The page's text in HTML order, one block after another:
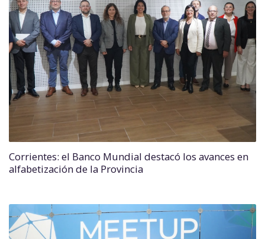
Corrientes: el Banco Mundial destacó los avances en
alfabetización de la Provincia